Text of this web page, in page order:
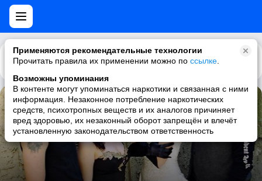
Применяются рекомендательные технологии
Прочитать правила их применении можно по ссылке
Возможны упоминания
В контенте могут упоминаться наркотики и связанная с ними
информация. Незаконное потребление наркотических
средств, психотропных веществ и их аналогов причиняет
вред здоровью, их незаконный оборот запрещён и влечёт
установленную законодательством ответственность
Каталог Рекомендации
Dark Horizon
Operatika